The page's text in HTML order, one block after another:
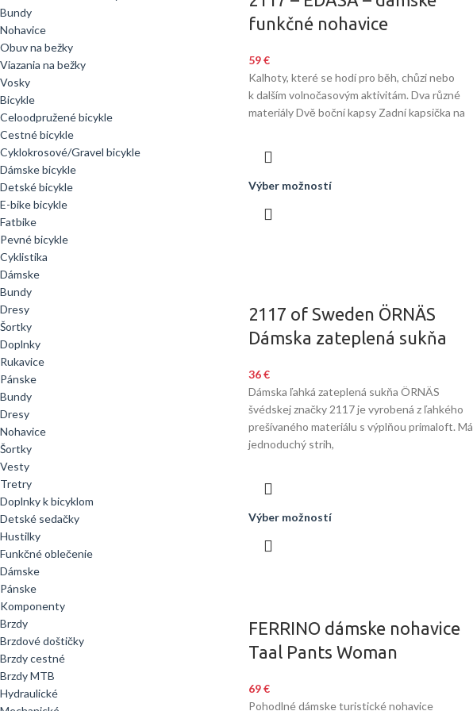
Bundy
Nohavice
Obuv na bežky
Viazania na bežky
Vosky
Bicykle
Celoodpružené bicykle
Cestné bicykle
Cyklokrosové/Gravel bicykle
Dámske bicykle
Detské bicykle
E-bike bicykle
Fatbike
Pevné bicykle
Cyklistika
Dámske
Bundy
Dresy
Šortky
Doplnky
Rukavice
Pánske
Bundy
Dresy
Nohavice
Šortky
Vesty
Tretry
Doplnky k bicyklom
Detské sedačky
Hustilky
Funkčné oblečenie
Dámske
Pánske
Komponenty
Brzdy
Brzdové doštičky
Brzdy cestné
Brzdy MTB
Hydraulické
funkčné nohavice
59€
Kalhoty, které se hodí pro běh, chůzi nebo
k dalším volnočasovým aktivitám. Dva různé
materiály Dvě boční kapsy Zadní kapsička na
Výber možností
2117 of Sweden ÖRNÄS
Dámska zateplená sukňa
36€
Dámska ľahká zateplená sukňa ÖRNÄS
švédskej značky 2117 je vyrobená z ľahkého
prešívaného materiálu s výplňou primaloft. Má
jednoduchý strih,
Výber možností
FERRINO dámske nohavice
Taal Pants Woman
69€
Pohodlné dámske turistické nohavice